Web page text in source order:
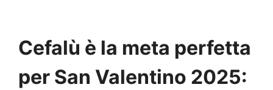
Cefalù è la meta perfetta
per San Valentino 2025: